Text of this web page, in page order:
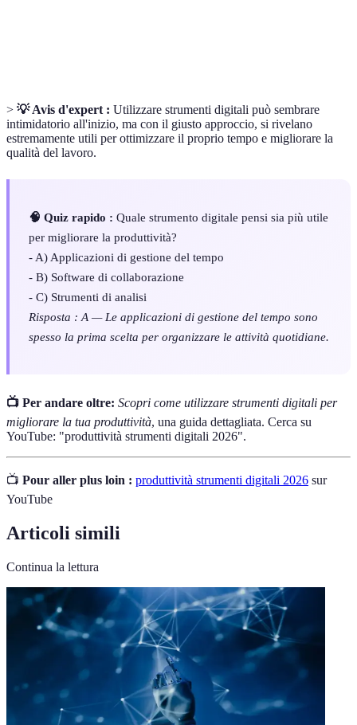
> 💡 Avis d'expert : Utilizzare strumenti digitali può sembrare
intimidatorio all'inizio, ma con il giusto approccio, si rivelano
estremamente utili per ottimizzare il proprio tempo e migliorare la
qualità del lavoro.
🧠 Quiz rapido : Quale strumento digitale pensi sia più utile
per migliorare la produttività?
- A) Applicazioni di gestione del tempo
- B) Software di collaborazione
- C) Strumenti di analisi
Risposta : A — Le applicazioni di gestione del tempo sono
spesso la prima scelta per organizzare le attività quotidiane.
📺 Per andare oltre: Scopri come utilizzare strumenti digitali per
migliorare la tua produttività, una guida dettagliata. Cerca su
YouTube: "produttività strumenti digitali 2026".
📺 Pour aller plus loin : produttività strumenti digitali 2026 sur
YouTube
Articoli simili
Continua la lettura